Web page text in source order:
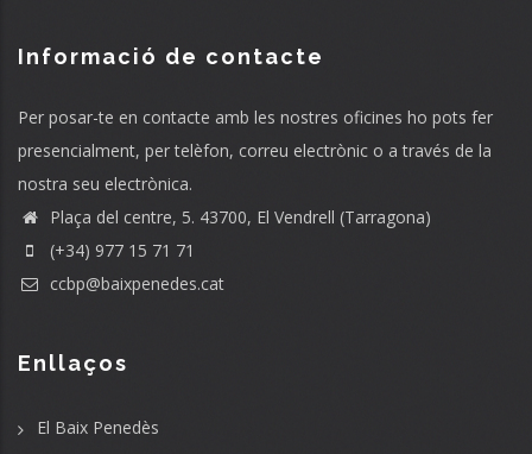
Informació de contacte
Per posar-te en contacte amb les nostres oficines ho pots fer
presencialment, per telèfon, correu electrònic o a través de la
nostra seu electrònica.
Plaça del centre, 5. 43700, El Vendrell (Tarragona)
(+34) 977 15 71 71
ccbp@baixpenedes.cat
Enllaços
El Baix Penedès